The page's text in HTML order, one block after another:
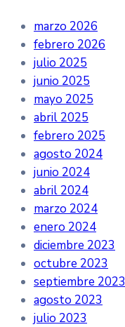
marzo 2026
febrero 2026
julio 2025
junio 2025
mayo 2025
abril 2025
febrero 2025
agosto 2024
junio 2024
abril 2024
marzo 2024
enero 2024
diciembre 2023
octubre 2023
septiembre 2023
agosto 2023
julio 2023